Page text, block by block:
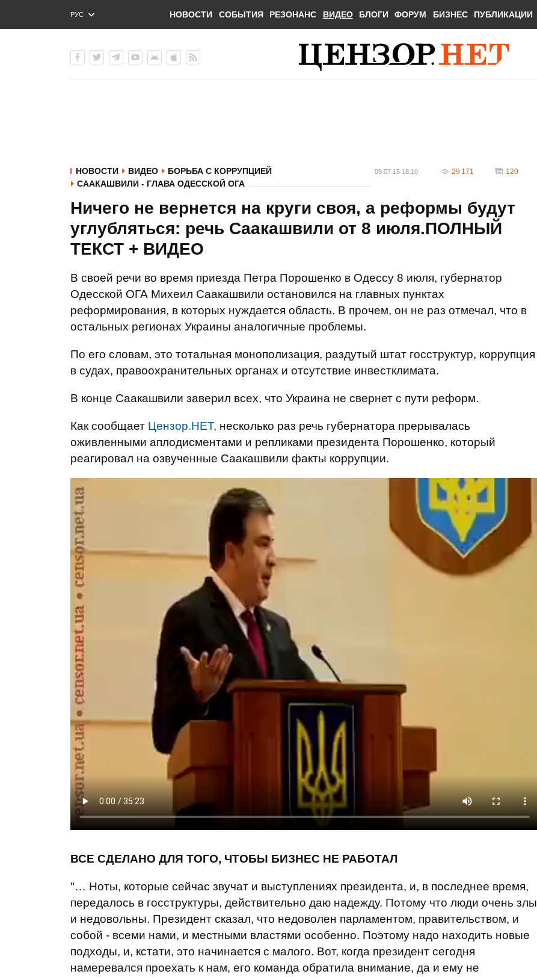
РУС
ENG
НОВОСТИ СОБЫТИЯ РЕЗОНАНС ВИДЕО БЛОГИ ФОРУМ БИЗНЕС ПУБЛИКАЦИИ
НОВОСТИ ВИДЕО
БОРЬБА С КОРРУПЦИЕЙ
СААКАШВИЛИ - ГЛАВА ОДЕССКОЙ ОГА
09.07.15 18:10 29 171 120
Ничего не вернется на круги своя, а реформы будут
углубляться: речь Саакашвили от 8 июля.ПОЛНЫЙ
ТЕКСТ + ВИДЕО
В своей речи во время приезда Петра Порошенко в Одессу 8 июля, губернатор
Одесской ОГА Михеил Саакашвили остановился на главных пунктах
реформирования, в которых нуждается область. В прочем, он не раз отмечал, что в
остальных регионах Украины аналогичные проблемы.
По его словам, это тотальная монополизация, раздутый штат госструктур, коррупция
в судах, правоохранительных органах и отсутствие инвестклимата.
В конце Саакашвили заверил всех, что Украина не свернет с пути реформ.
Как сообщает Цензор.НЕТ, несколько раз речь губернатора прерывалась
оживленными аплодисментами и репликами президента Порошенко, который
реагировал на озвученные Саакашвили факты коррупции.
ВСЕ СДЕЛАНО ДЛЯ ТОГО, ЧТОБЫ БИЗНЕС НЕ РАБОТАЛ
"… Ноты, которые сейчас звучат и выступлениях президента, и, в последнее время,
передалось в госструктуры, действительно даю надежду. Потому что люди очень злы
и недовольны. Президент сказал, что недоволен парламентом, правительством, и
собой - всеми нами, и местными властями особенно. Поэтому надо находить новые
подходы, и, кстати, это начинается с малого. Вот, когда президент сегодня
намеревался проехать к нам, его команда обратила внимание, да и ему не